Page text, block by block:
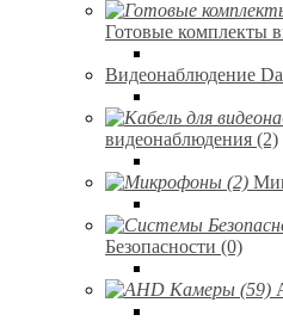
Готовые комплекты
Видеонаблюдение
видеонаблюдения (2)
Безопасности (0)